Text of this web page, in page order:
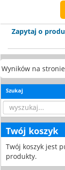
Zapytaj o
Wyników na
Szukaj
Twój koszyk
Twój koszyk jest
produkty.